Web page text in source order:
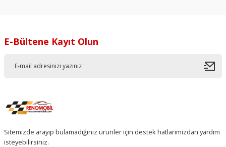
E-Bültene Kayıt Olun
Sitemizde arayıp bulamadığınız ürünler için destek hatlarımızdan yardım
isteyebilirsiniz.